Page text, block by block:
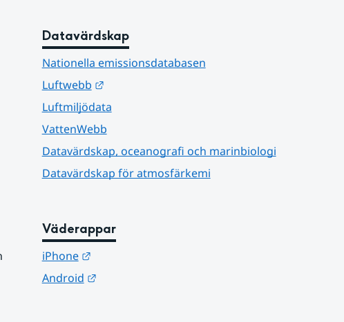
Datavärdskap
Nationella emissionsdatabasen
Luftwebb
Länk till annan webbplats.
Luftmiljödata
VattenWebb
Datavärdskap, oceanografi och marinbiologi
Datavärdskap för atmosfärkemi
Väderappar
iPhone
Länk till annan webbplats.
Android
Länk till annan webbplats.